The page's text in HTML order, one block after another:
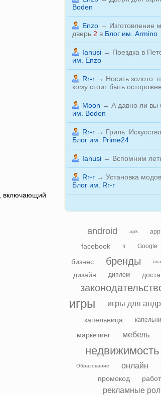
включающий
Boden
Enzo→ Изготовление
дверь 2 в Блог им. Armino
Ianusi→ Поездка в
им. Enzo
Rr-r→ Носить золото:
кому стоит быть
Moon → А давно ли вы
им. Boden
Rr-r→ Гриль:
Блог им. Prime24
Ianusi→ Вспомним
Rr-r→ Установка
Блог им. Rr-r
android apk
facebook
ff Google
бизнес
бренды
дизайн диплом
игры игры для
капельница
маркетинг
мебель
недвижимость
Образование онлайн
промокод
рекламные